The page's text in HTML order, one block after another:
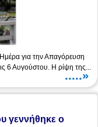
για την Απαγόρευση
6 Αυγούστου. Η ρίψη της...
.....»
γεννήθηκε ο